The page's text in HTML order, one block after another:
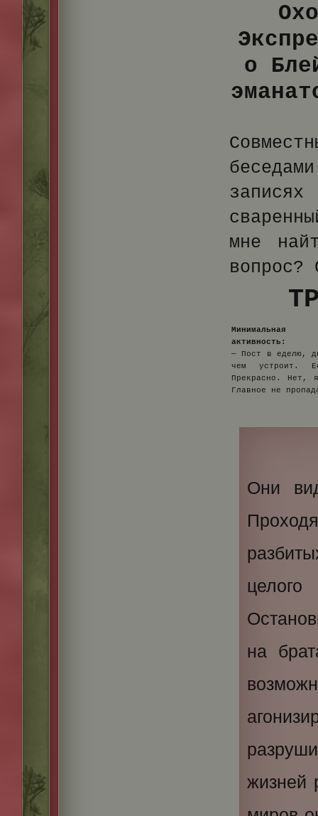
о
мне
вопрос?
активность:
— Пост в еделю,
чем устроит.
Прекрасно. Нет,
Главное не
Они
на
жизней